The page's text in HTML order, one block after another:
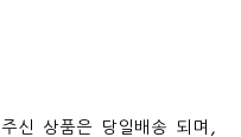
신 상품은 당일배송 되며,